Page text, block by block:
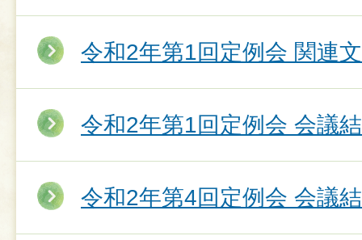
令和2年第1回定例会 関連
令和2年第1回定例会 会議
令和2年第4回定例会 会議